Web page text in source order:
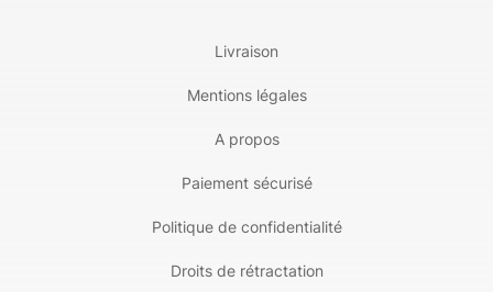
Livraison
Mentions légales
A propos
Paiement sécurisé
Politique de confidentialité
Droits de rétractation